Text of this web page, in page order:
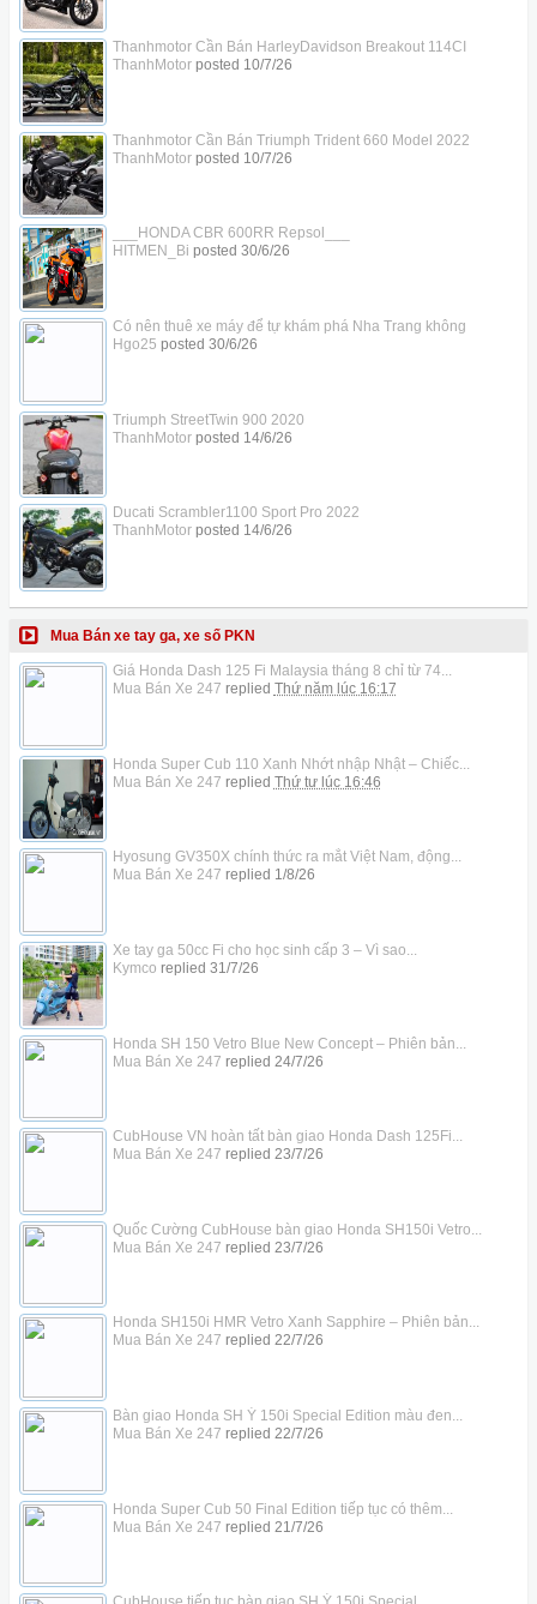
Thanhmotor Cần Bán HarleyDavidson Breakout 114CI
ThanhMotorposted 10/7/26
Thanhmotor Cần Bán Triumph Trident 660 Model 2022
ThanhMotorposted 10/7/26
___HONDA CBR 600RR Repsol___
HITMEN_Bi posted 30/6/26
Có nên thuê xe máy để tự khám phá Nha Trang không
Hgo25 posted 30/6/26
Triumph StreetTwin 900 2020
ThanhMotorposted 14/6/26
Ducati Scrambler1100 Sport Pro 2022
ThanhMotorposted 14/6/26
Mua Bán xe tay ga, xe số PKN
Giá Honda Dash 125 Fi Malaysia tháng 8 chỉ từ 74...
Mua Bán Xe 247 replied Thứ năm lúc 16:17
Honda Super Cub 110 Xanh Nhớt nhập Nhật – Chiếc...
Mua Bán Xe 247 replied Thứ tư lúc 16:46
Hyosung GV350X chính thức ra mắt Việt Nam, động...
Mua Bán Xe 247 replied 1/8/26
Xe tay ga 50cc Fi cho học sinh cấp 3 – Vì sao...
Kymco replied 31/7/26
Honda SH 150 Vetro Blue New Concept – Phiên bản...
Mua Bán Xe 247 replied 24/7/26
CubHouse VN hoàn tất bàn giao Honda Dash 125Fi...
Mua Bán Xe 247 replied 23/7/26
Quốc Cường CubHouse bàn giao Honda SH150i Vetro...
Mua Bán Xe 247 replied 23/7/26
Honda SH150i HMR Vetro Xanh Sapphire – Phiên bản...
Mua Bán Xe 247 replied 22/7/26
Bàn giao Honda SH Ý 150i Special Edition màu đen...
Mua Bán Xe 247 replied 22/7/26
Honda Super Cub 50 Final Edition tiếp tục có thêm...
Mua Bán Xe 247 replied 21/7/26